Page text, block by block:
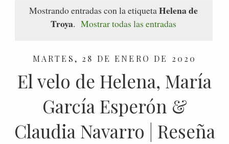
Mostrando entradas con la etiquetaHelena de
Troya. Mostrar todas las entradas
MARTES, 28 DE ENERO DE 2020
El velo de Helena, María
García Esperón &
Claudia Navarro | Reseña